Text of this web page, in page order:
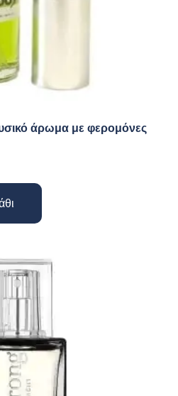
άρωμα με φερομόνες